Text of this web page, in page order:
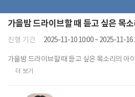
가을밤 드라이브할 때 듣고 싶은 목
진행 기간 2025-11-10 10:00 ~ 2025-11-16
가을밤 드라이브할 때 듣고 싶은 목소리의 아
더 보기